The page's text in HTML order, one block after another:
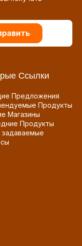
Ссылки
Предложения
Продукты
Магазины
Продукты
задаваемые